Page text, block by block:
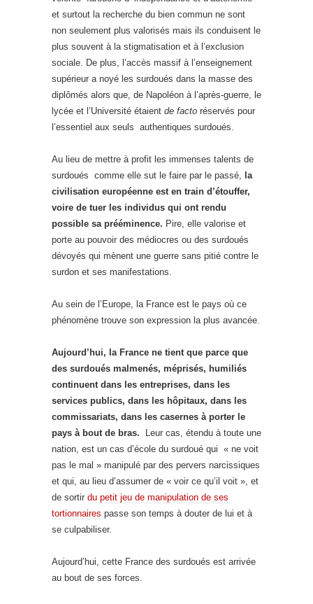
et surtout la recherche du bien commun ne sont
non seulement plus valorisés mais ils conduisent le
plus souvent à la stigmatisation et à l’exclusion
sociale. De plus, l’accès massif à l’enseignement
supérieur a noyé les surdoués dans la masse des
diplômés alors que, de Napoléon à l’après-guerre, le
lycée et l’Université étaient de facto réservés pour
l’essentiel aux seuls authentiques surdoués.
Au lieu de mettre à profit les immenses talents de
surdoués comme elle sut le faire par le passé, la
civilisation européenne est en train d’étouffer,
voire de tuer les individus qui ont rendu
possible sa prééminence. Pire, elle valorise et
porte au pouvoir des médiocres ou des surdoués
dévoyés qui mènent une guerre sans pitié contre le
surdon et ses manifestations.
Au sein de l’Europe, la France est le pays où ce
phénomène trouve son expression la plus avancée.
Aujourd’hui, la France ne tient que parce que
des surdoués malmenés, méprisés, humiliés
continuent dans les entreprises, dans les
services publics, dans les hôpitaux, dans les
commissariats, dans les casernes à porter le
pays à bout de bras. Leur cas, étendu à toute une
nation, est un cas d’école du surdoué qui « ne voit
pas le mal » manipulé par des pervers narcissiques
et qui, au lieu d’assumer de « voir ce qu’il voit », et
de sortir du petit jeu de manipulation de ses
tortionnaires passe son temps à douter de lui et à
se culpabiliser.
Aujourd’hui, cette France des surdoués est arrivée
au bout de ses forces.